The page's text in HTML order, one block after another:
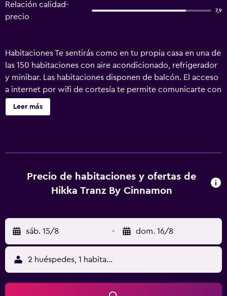
Relación calidad-
precio
7,9
Habitaciones Te sentirás como en tu propia casa en una de
las 150 habitaciones con aire acondicionado, refrigerador
y minibar. Las habitaciones disponen de balcón. El acceso
a internet por wifi de cortesía te permite comunicarte con
los tuyos, y en tus ratos libres podrás entretenerte con la
televisión LCD de 32 pulgadas con canales por cable. El
servicios de este hotel incluyen acceso a internet por wifi
gratuito, servicios de concierge y servicio de
recepción las 24 horas y personal multilingüe a tu
disposición. Por un cargo menor, podrás aprovechar
distintos beneficios, como traslado al aeropuerto (ida y
vuelta) disponible previa solicitud y valet parking gratis.
Ubicación del establecimiento Con una conveniente
ubicación en Hikkaduwa, en la playa, Hikka Tranz by
Leer más
Precio de habitaciones y ofertas de
Hikka Tranz By Cinnamon
sáb. 15/8 - dom. 16/8
2 huéspedes, 1 habitación